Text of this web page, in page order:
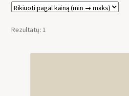
Rezultatų: 1